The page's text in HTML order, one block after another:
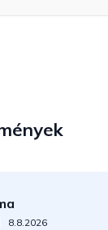
5-ből 5 csillag.
8.8.2026